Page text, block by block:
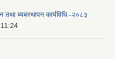
ब्यबस्थापन कार्यविधि -२०८३